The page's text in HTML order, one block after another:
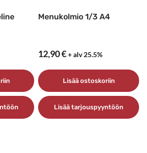
Menukolmio 1/3 A4
12,90€+ alv 25.5%
Lisää ostoskoriin
Lisää tarjouspyyntöön